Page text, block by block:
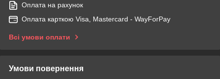
Оплата на рахунок
Оплата карткою Visa, Mastercard - WayForPay
Всі умови оплати
Умови повернення